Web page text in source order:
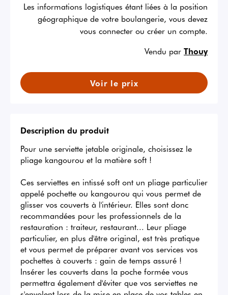
Les informations logistiques étant liées à la position
géographique de votre boulangerie, vous devez
vous connecter ou créer un compte.
Vendu par Thouy
Voir le prix
Description du produit
Pour une serviette jetable originale, choisissez le
pliage kangourou et la matière soft !
Ces serviettes en intissé soft ont un pliage particulier
appelé pochette ou kangourou qui vous permet de
glisser vos couverts à l'intérieur. Elles sont donc
recommandées pour les professionnels de la
restauration : traiteur, restaurant... Leur pliage
particulier, en plus d'être original, est très pratique
et vous permet de préparer avant vos services vos
pochettes à couverts : gain de temps assuré !
Insérer les couverts dans la poche formée vous
permettra également d'éviter que vos serviettes ne